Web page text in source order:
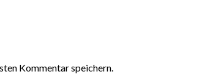
Kommentar speichern.